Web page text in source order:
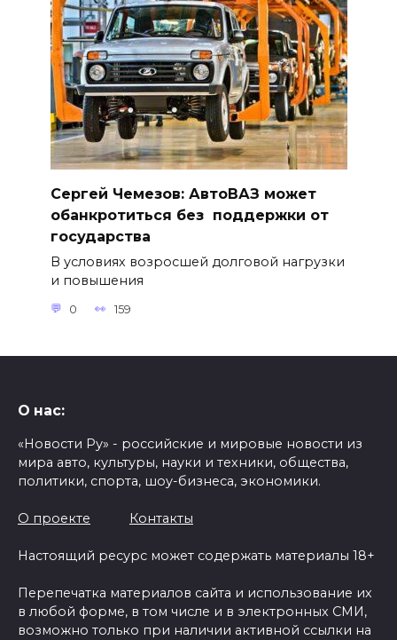
Сергей Чемезов: АвтоВАЗ может
обанкротиться без поддержки от
государства
В условиях возросшей долговой нагрузки
и повышения
0 159
О нас:
«Новости Ру» - российские и мировые новости из
мира авто, культуры, науки и техники, общества,
политики, спорта, шоу-бизнеса, экономики.
О проекте Контакты
Настоящий ресурс может содержать материалы 18+
Перепечатка материалов сайта и использование их
в любой форме, в том числе и в электронных СМИ,
возможно только при наличии активной ссылки на